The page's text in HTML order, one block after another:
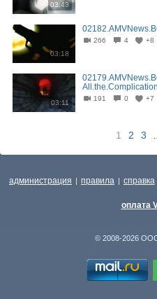
03:43
03:18
266 4 +8
03:11
191 0 +7
1 2 3
администрация | правила | справка
оплата
© 2008-2026